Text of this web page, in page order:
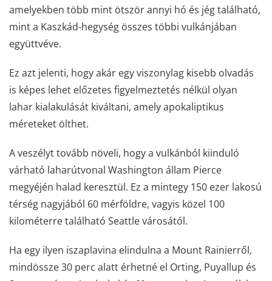
amelyekben több mint ötször annyi hó és jég található,
mint a Kaszkád-hegység összes többi vulkánjában
együttvéve.
Ez azt jelenti, hogy akár egy viszonylag kisebb olvadás
is képes lehet előzetes figyelmeztetés nélkül olyan
lahar kialakulását kiváltani, amely apokaliptikus
méreteket ölthet.
A veszélyt tovább növeli, hogy a vulkánból kiinduló
várható laharútvonal Washington állam Pierce
megyéjén halad keresztül. Ez a mintegy 150 ezer lakosú
térség nagyjából 60 mérföldre, vagyis közel 100
kilométerre található Seattle városától.
Ha egy ilyen iszaplavina elindulna a Mount Rainierről,
mindössze 30 perc alatt érhetné el Orting, Puyallup és